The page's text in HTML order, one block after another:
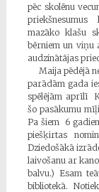
pēc skolēnu
mazāko klašu
bērniem un viņu
audzinātājas
Maija pēdējā
parādām gada
spēlējām aprīlī
šo pasākumu
Pa šiem 6
piešķirtas
Dziedošākā
laivošanu ar
balvu.) Esam
bibliotekā.